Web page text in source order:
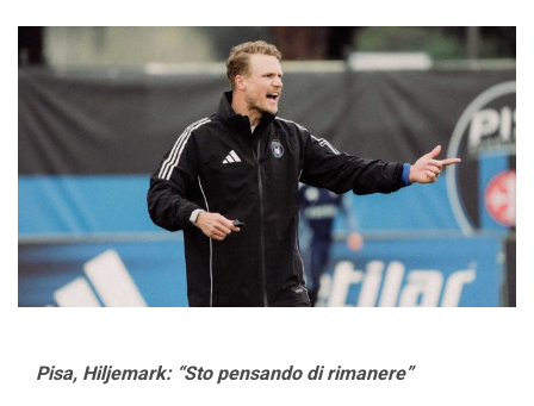
Pisa, Hiljemark: “Sto pensando di rimanere”